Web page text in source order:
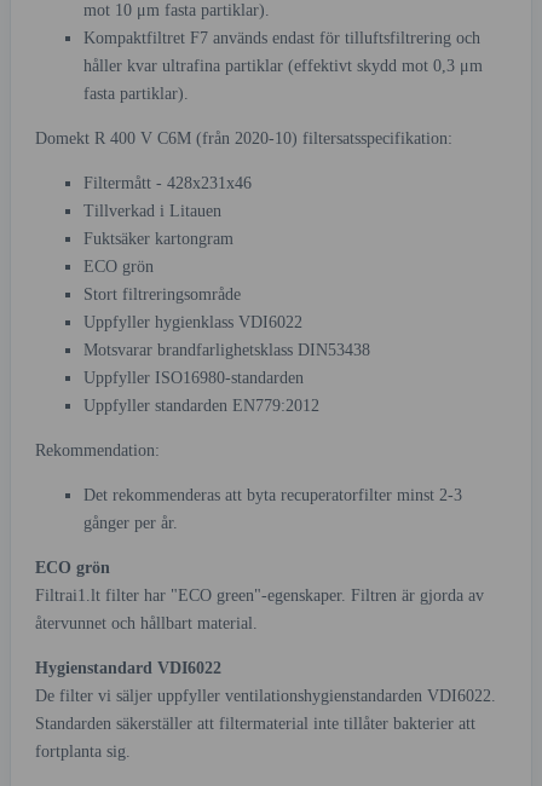
mot 10 μm fasta partiklar).
Kompaktfiltret F7 används endast för tilluftsfiltrering och
håller kvar ultrafina partiklar (effektivt skydd mot 0,3 μm
fasta partiklar).
Domekt R 400 V C6M (från 2020-10) filtersatsspecifikation:
Filtermått - 428x231x46
Tillverkad i Litauen
Fuktsäker kartongram
ECO grön
Stort filtreringsområde
Uppfyller hygienklass VDI6022
Motsvarar brandfarlighetsklass DIN53438
Uppfyller ISO16980-standarden
Uppfyller standarden EN779:2012
Rekommendation:
Det rekommenderas att byta recuperatorfilter minst 2-3
gånger per år.
ECO grön
Filtrai1.lt filter har "ECO green"-egenskaper. Filtren är gjorda av
återvunnet och hållbart material.
Hygienstandard VDI6022
De filter vi säljer uppfyller ventilationshygienstandarden VDI6022.
Standarden säkerställer att filtermaterial inte tillåter bakterier att
fortplanta sig.